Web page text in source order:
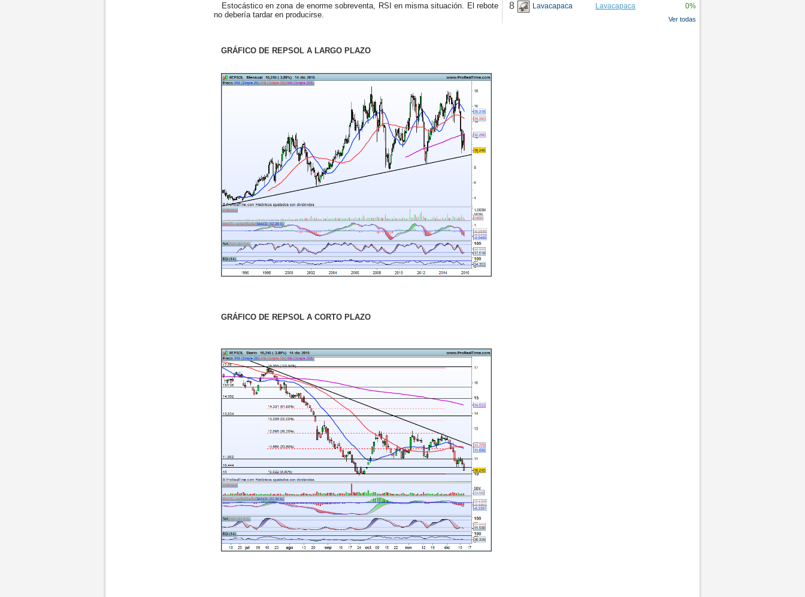
Estocástico en zona de enorme sobreventa, RSI en misma situación. El rebote
no debería tardar en producirse.
GRÁFICO DE REPSOL A LARGO PLAZO
GRÁFICO DE REPSOL A CORTO PLAZO
8 Lavacapaca Lavacapaca 0%
Ver todas